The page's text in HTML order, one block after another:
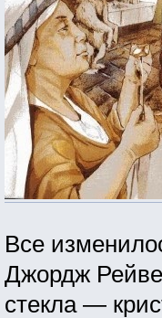
Все
Джордж
стекла —